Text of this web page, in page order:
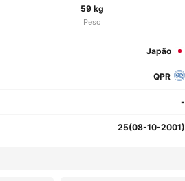
59 kg
Peso
Japão
QPR
-
25(08-10-2001)